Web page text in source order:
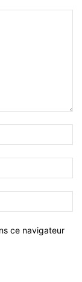
ce navigateur